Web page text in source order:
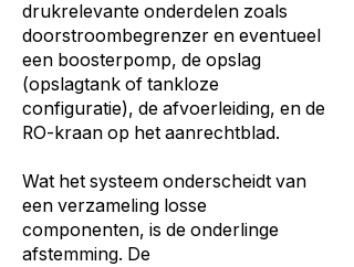
drukrelevante onderdelen zoals
doorstroombegrenzer en eventueel
een boosterpomp, de opslag
(opslagtank of tankloze
configuratie), de afvoerleiding, en de
RO-kraan op het aanrechtblad.
Wat het systeem onderscheidt van
een verzameling losse
componenten, is de onderlinge
afstemming. De